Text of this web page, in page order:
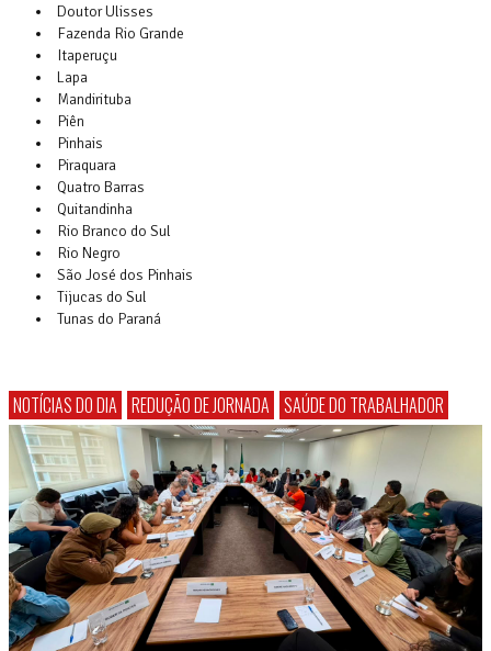
Doutor Ulisses
Fazenda Rio Grande
Itaperuçu
Lapa
Mandirituba
Piên
Pinhais
Piraquara
Quatro Barras
Quitandinha
Rio Branco do Sul
Rio Negro
São José dos Pinhais
Tijucas do Sul
Tunas do Paraná
NOTÍCIAS DO DIA REDUÇÃO DE JORNADA SAÚDE DO TRABALHADOR